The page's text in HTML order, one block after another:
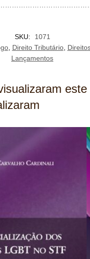
SKU:
1071
, Direito Tributário,
Lançamentos
este